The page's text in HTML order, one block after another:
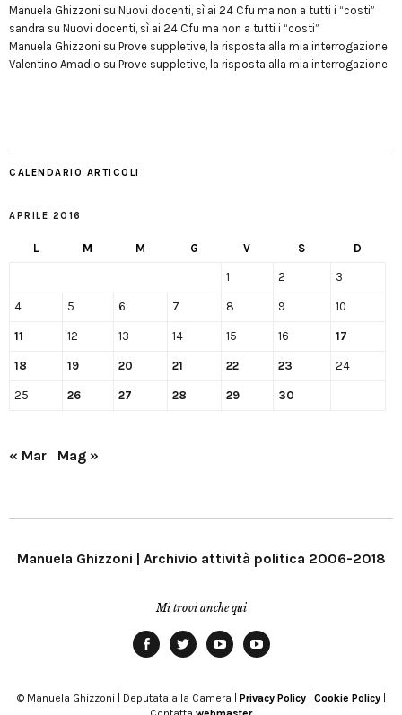
Manuela Ghizzoni su Nuovi docenti, sì ai 24 Cfu ma non a tutti i “costi”
sandra su Nuovi docenti, sì ai 24 Cfu ma non a tutti i “costi”
Manuela Ghizzoni su Prove suppletive, la risposta alla mia interrogazione
Valentino Amadio su Prove suppletive, la risposta alla mia interrogazione
CALENDARIO ARTICOLI
APRILE 2016
L M M G V S D
1 2 3
4 5 6 7 8 9 10
11 12 13 14 15 16 17
18 19 20 21 22 23 24
25 26 27 28 29 30
« Mar Mag »
Manuela Ghizzoni | Archivio attività politica 2006-2018
Mi trovi anche qui
Modena
© Manuela Ghizzoni | Deputata alla Camera | Privacy Policy| Cookie Policy|